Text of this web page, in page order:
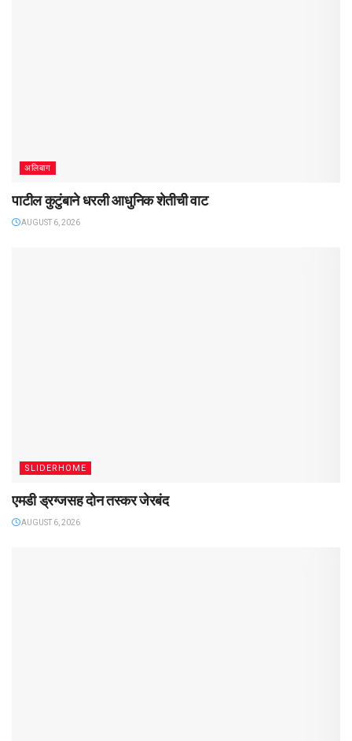
अलिबाग
पाटील कुटुंबाने धरली आधुनिक शेतीची वाट
AUGUST 6, 2026
SLIDERHOME
एमडी ड्रग्जसह दोन तस्कर जेरबंद
AUGUST 6, 2026